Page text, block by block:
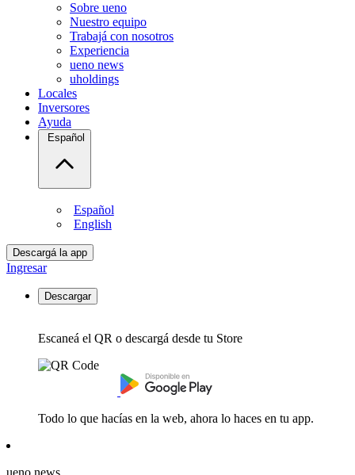
Sobre ueno
Nuestro equipo
Trabajá con nosotros
Experiencia
ueno news
uholdings
Locales
Inversores
Ayuda
Español
Español
English
Descargá la app
Ingresar
Descargar
Escaneá el QR o descargá desde tu Store
Todo lo que hacías en la web, ahora lo haces en tu app.
ueno news